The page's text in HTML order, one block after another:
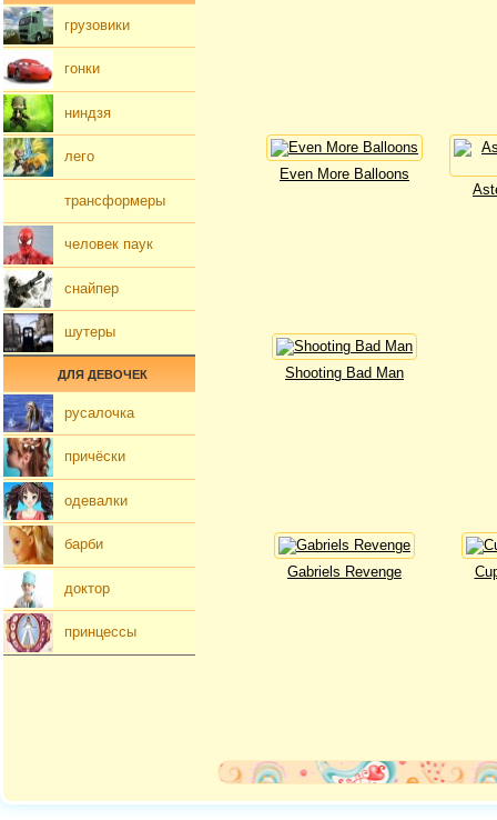
Even More Balloons
Shooting Bad Man
Gabriels Revenge
грузовики
гонки
ниндзя
лего
трансформеры
человек паук
снайпер
шутеры
ДЛЯ ДЕВОЧЕК
русалочка
причёски
одевалки
барби
доктор
принцессы